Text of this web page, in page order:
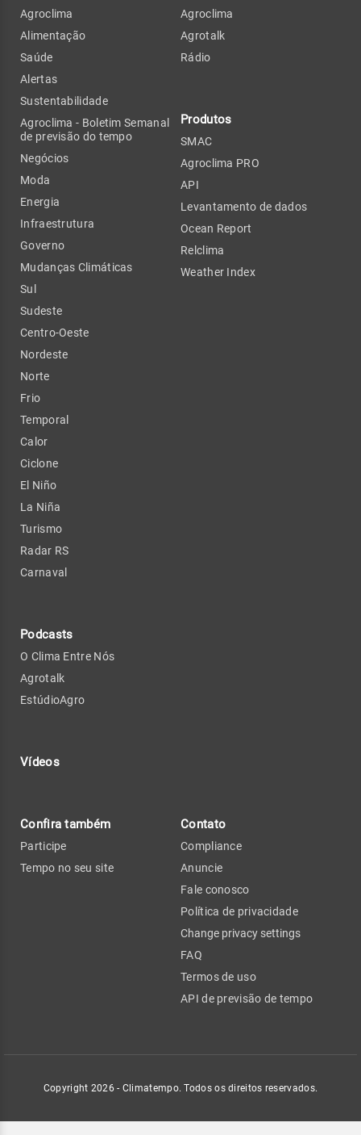
Agroclima
Alimentação
Saúde
Alertas
Sustentabilidade
Agroclima - Boletim Semanal
de previsão do tempo
Negócios
Moda
Energia
Infraestrutura
Governo
Mudanças Climáticas
Sul
Sudeste
Centro-Oeste
Nordeste
Norte
Frio
Temporal
Calor
Ciclone
El Niño
La Niña
Turismo
Radar RS
Carnaval
Podcasts
O Clima Entre Nós
Agrotalk
EstúdioAgro
Vídeos
Agroclima
Agrotalk
Rádio
Produtos
SMAC
Agroclima PRO
API
Levantamento de dados
Ocean Report
Relclima
Weather Index
Confira também
Participe
Tempo no seu site
Contato
Compliance
Anuncie
Fale conosco
Política de privacidade
Change privacy settings
FAQ
Termos de uso
API de previsão de tempo
Copyright 2026 - Climatempo. Todos os direitos reservados.